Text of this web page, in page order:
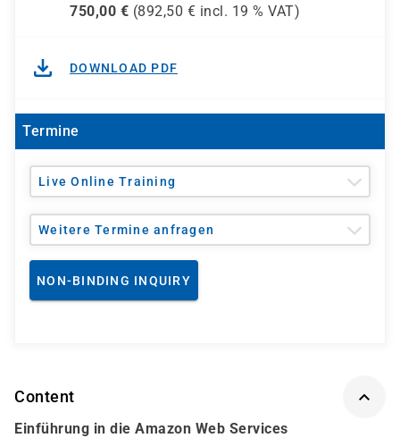
750,00 € (892,50 € incl. 19 % VAT)
DOWNLOAD PDF
Termine
Live Online Training
Weitere Termine anfragen
NON-BINDING INQUIRY
Content
Einführung in die Amazon Web Services